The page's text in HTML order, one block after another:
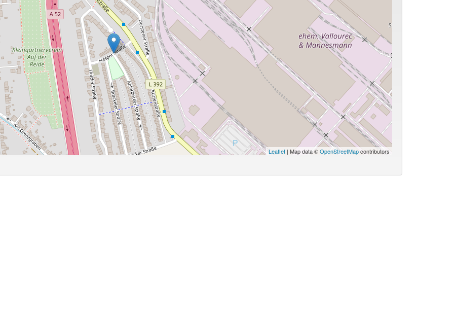
Leaflet | Map data ©OpenStreetMapcontributors